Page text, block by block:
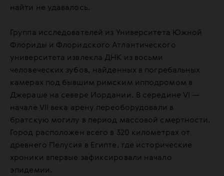
найти не удавалось.
Группа исследователей из Университета Южной
Флориды и Флоридского Атлантического
университета извлекла ДНК из восьми
человеческих зубов, найденных в погребальных
камерах под бывшим римским ипподромом в
Джераше на севере Иордании. В середине VI —
начале VII века арену переоборудовали в
братскую могилу в период массовой смертности.
Город расположен всего в 320 километрах от
древнего Пелусия в Египте, где исторические
хроники впервые зафиксировали начало
эпидемии.